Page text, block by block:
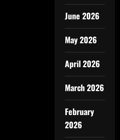
June 2026
May 2026
April 2026
March 2026
February
2026